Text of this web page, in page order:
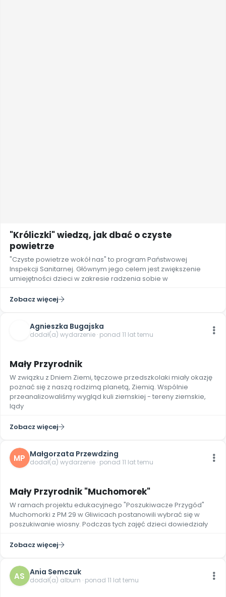
"Króliczki" wiedzą, jak dbać o czyste
powietrze
"Czyste powietrze wokół nas" to program Państwowej
Inspekcji Sanitarnej. Głównym jego celem jest zwiększenie
umiejętności dzieci w zakresie radzenia sobie w
Zobacz więcej
Agnieszka Bugajska
dodał(a) wydarzenie · ponad 11 lat temu
Mały Przyrodnik
W związku z Dniem Ziemi, tęczowe przedszkolaki miały okazję
poznać się z naszą rodzimą planetą, Ziemią. Wspólnie
przeanalizowaliśmy wygląd kuli ziemskiej - tereny ziemskie,
lądy
Zobacz więcej
MP Małgorzata Przewdzing
dodał(a) wydarzenie · ponad 11 lat temu
Mały Przyrodnik "Muchomorek"
W ramach projektu edukacyjnego "Poszukiwacze Przygód"
Muchomorki z PM 29 w Gliwicach postanowili wybrać się w
poszukiwanie wiosny. Podczas tych zajęć dzieci dowiedziały
Zobacz więcej
AS Ania Semczuk
dodał(a) album · ponad 11 lat temu